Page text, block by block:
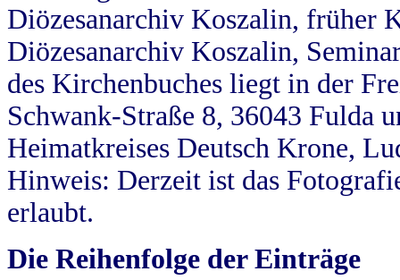
Diözesanarchiv Koszalin, früher
Diözesanarchiv Koszalin,
des Kirchenbuches liegt in der
Schwank-Straße 8, 36043 Fulda
Heimatkreises Deutsch Krone,
Hinweis: Derzeit ist das
erlaubt.
Die Reihenfolge der Einträge